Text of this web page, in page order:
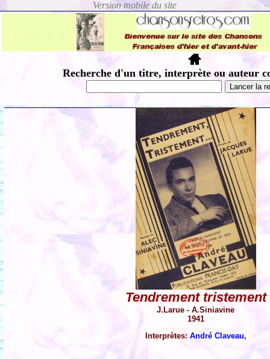
Recherche d'un titre, interprète ou auteur
Tendrement tristement
J.Larue - A.Siniavine
1941
Interprètes: André Claveau,